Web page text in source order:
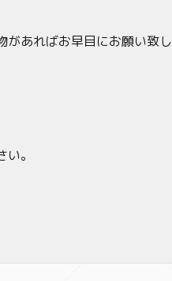
があればお早目にお願い致し
。